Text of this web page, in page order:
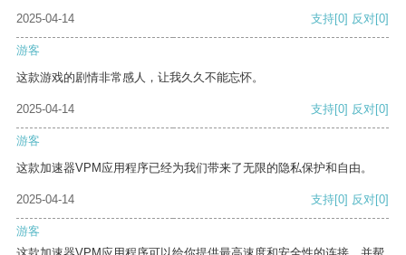
2025-04-14
支持[0] 反对[0]
游客
这款游戏的剧情非常感人，让我久久不能忘怀。
2025-04-14 支持[0] 反对[0]
游客
这款加速器VPM应用程序已经为我们带来了无限的隐私保护和自由。
2025-04-14 支持[0] 反对[0]
游客